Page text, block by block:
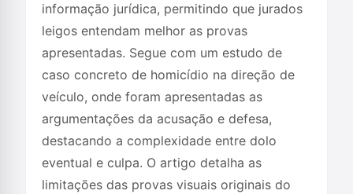
informação jurídica, permitindo que jurados
leigos entendam melhor as provas
apresentadas. Segue com um estudo de
caso concreto de homicídio na direção de
veículo, onde foram apresentadas as
argumentações da acusação e defesa,
destacando a complexidade entre dolo
eventual e culpa. O artigo detalha as
limitações das provas visuais originais do